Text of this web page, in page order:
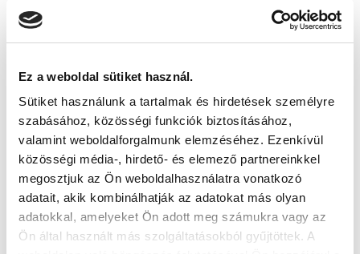
Ez a weboldal sütiket használ.
Sütiket használunk a tartalmak és hirdetések személyre
szabásához, közösségi funkciók biztosításához,
valamint weboldalforgalmunk elemzéséhez. Ezenkívül
közösségi média-, hirdető- és elemező partnereinkkel
megosztjuk az Ön weboldalhasználatra vonatkozó
adatait, akik kombinálhatják az adatokat más olyan
adatokkal, amelyeket Ön adott meg számukra vagy az
Ön által használt más szolgáltatásokból gyűjtöttek. A
UP-BAJNOKSÁGOK: DVSC-DLA, ILLÉS
AKADÉMIA-HALADÁS ÉS FTC A HÉTVÉGI
ELLENFELEK
2020-03-06 12:04:38
Mind az öt együttesünk szombaton lép pályára, négy